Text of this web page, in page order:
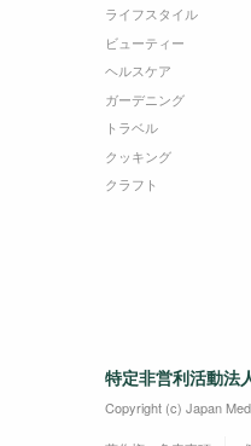
ライフスタイル
ビューティー
ヘルスケア
ガーデニング
トラベル
クッキング
クラフト
特定非営利活動
Copyright (c) Japan